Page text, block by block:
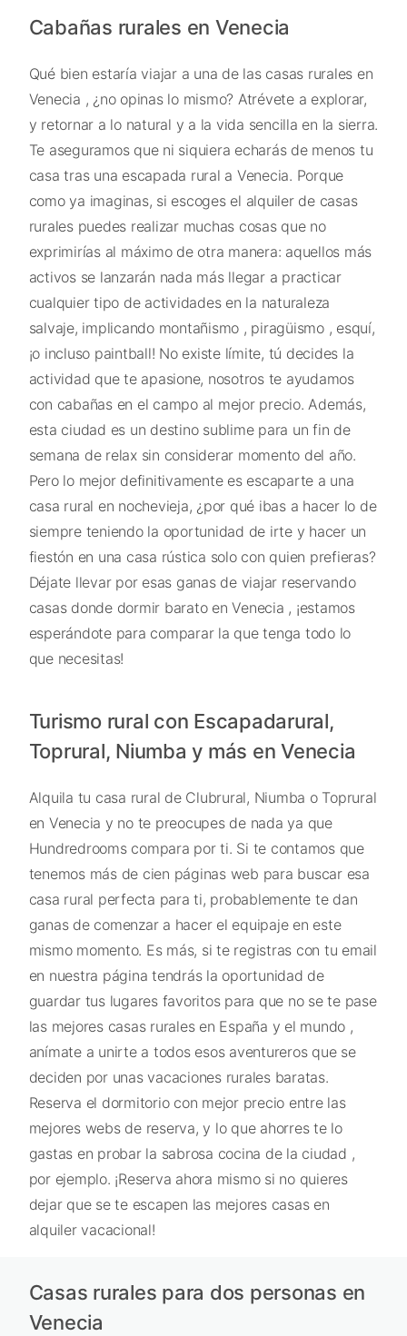
Cabañas rurales en Venecia
Qué bien estaría viajar a una de las casas rurales en
Venecia , ¿no opinas lo mismo? Atrévete a explorar,
y retornar a lo natural y a la vida sencilla en la sierra.
Te aseguramos que ni siquiera echarás de menos tu
casa tras una escapada rural a Venecia. Porque
como ya imaginas, si escoges el alquiler de casas
rurales puedes realizar muchas cosas que no
exprimirías al máximo de otra manera: aquellos más
activos se lanzarán nada más llegar a practicar
cualquier tipo de actividades en la naturaleza
salvaje, implicando montañismo , piragüismo , esquí,
¡o incluso paintball! No existe límite, tú decides la
actividad que te apasione, nosotros te ayudamos
con cabañas en el campo al mejor precio. Además,
esta ciudad es un destino sublime para un fin de
semana de relax sin considerar momento del año.
Pero lo mejor definitivamente es escaparte a una
casa rural en nochevieja, ¿por qué ibas a hacer lo de
siempre teniendo la oportunidad de irte y hacer un
fiestón en una casa rústica solo con quien prefieras?
Déjate llevar por esas ganas de viajar reservando
casas donde dormir barato en Venecia , ¡estamos
esperándote para comparar la que tenga todo lo
que necesitas!
Turismo rural con Escapadarural,
Toprural, Niumba y más en Venecia
Alquila tu casa rural de Clubrural, Niumba o Toprural
en Venecia y no te preocupes de nada ya que
Hundredrooms compara por ti. Si te contamos que
tenemos más de cien páginas web para buscar esa
casa rural perfecta para ti, probablemente te dan
ganas de comenzar a hacer el equipaje en este
mismo momento. Es más, si te registras con tu email
en nuestra página tendrás la oportunidad de
guardar tus lugares favoritos para que no se te pase
las mejores casas rurales en España y el mundo ,
anímate a unirte a todos esos aventureros que se
deciden por unas vacaciones rurales baratas.
Reserva el dormitorio con mejor precio entre las
mejores webs de reserva, y lo que ahorres te lo
gastas en probar la sabrosa cocina de la ciudad ,
por ejemplo. ¡Reserva ahora mismo si no quieres
dejar que se te escapen las mejores casas en
alquiler vacacional!
Casas rurales para dos personas en
Venecia